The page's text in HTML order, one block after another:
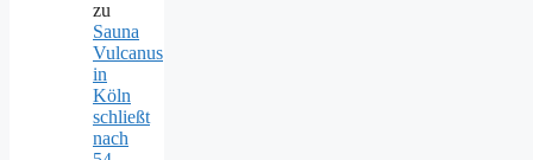
zu
Sauna
Vulcanus
in
Köln
schließt
nach